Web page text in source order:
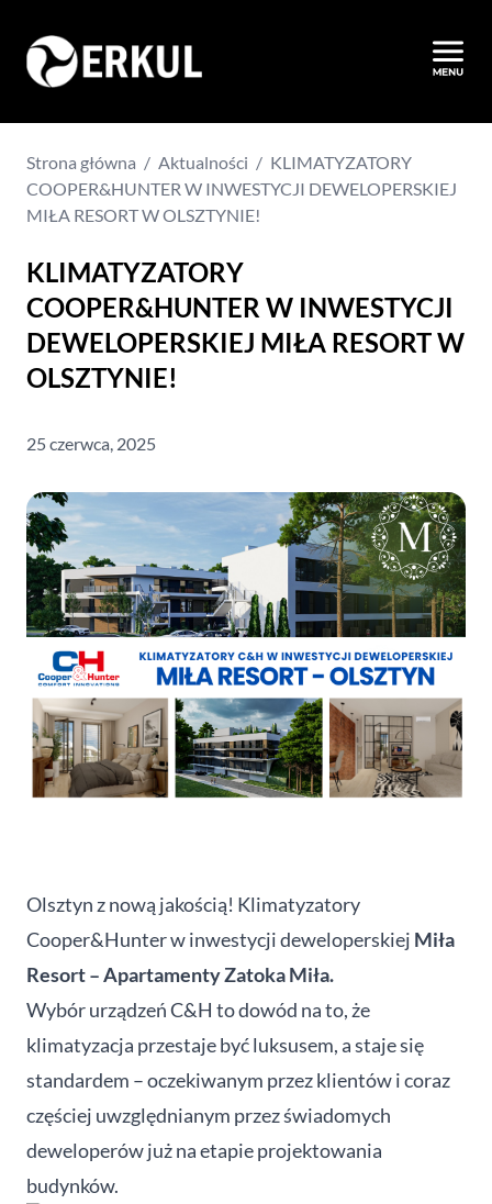
Strona główna / Aktualności / KLIMATYZATORY
COOPER&HUNTER W INWESTYCJI DEWELOPERSKIEJ
MIŁA RESORT W OLSZTYNIE!
KLIMATYZATORY
COOPER&HUNTER W INWESTYCJI
DEWELOPERSKIEJ MIŁA RESORT W
OLSZTYNIE!
25 czerwca, 2025
Olsztyn z nową jakością! Klimatyzatory
Cooper&Hunter w inwestycji deweloperskiej Miła
Resort – Apartamenty Zatoka Miła.
Wybór urządzeń C&H to dowód na to, że
klimatyzacja przestaje być luksusem, a staje się
standardem – oczekiwanym przez klientów i coraz
częściej uwzględnianym przez świadomych
deweloperów już na etapie projektowania
budynków.